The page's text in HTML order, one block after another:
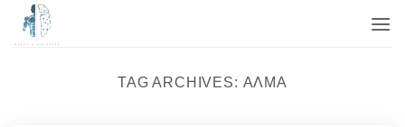
Μετάβαση
TAG ARCHIVES: ΆΛΜΑ